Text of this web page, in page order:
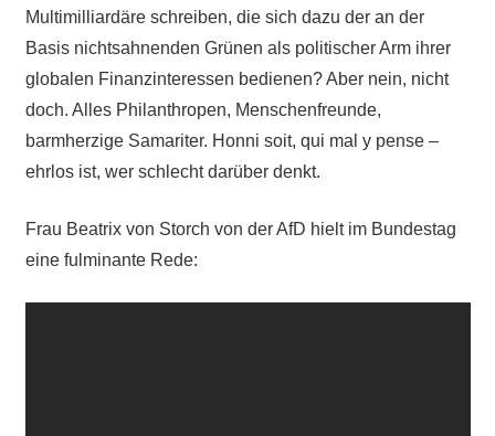
Multimilliardäre schreiben, die sich dazu deran der
Basis nichtsahnenden Grünen als politischer Arm ihrer
globalen Finanzinteressen bedienen? Aber nein, nicht
doch. Alles Philanthropen, Menschenfreunde,
barmherzige Samariter. Honni soit, qui mal y pense –
ehrlos ist, wer schlecht darüber denkt.
Frau Beatrix von Storch von der AfD hielt im Bundestag
eine fulminante Rede: